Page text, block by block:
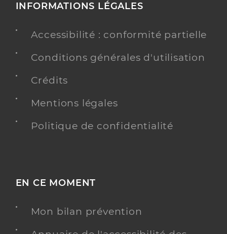
INFORMATIONS LÉGALES
Accessibilité : conformité partielle
Conditions générales d'utilisation
Crédits
Mentions légales
Politique de confidentialité
EN CE MOMENT
Mon bilan prévention